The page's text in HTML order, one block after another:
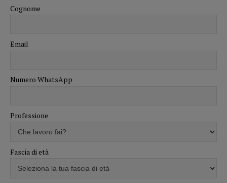
Cognome
Email
Numero WhatsApp
Professione
Fascia di età